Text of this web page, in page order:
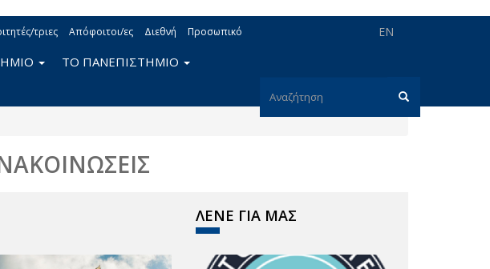
EN
τριες Απόφοιτοι/ες Διεθνή Προσωπικό
Φόρμα
ΤΟ ΠΑΝΕΠΙΣΤΗΜΙΟ
ΛΕΝΕ ΓΙΑ ΜΑΣ